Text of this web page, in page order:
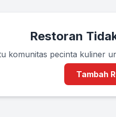
Restoran
komunitas pecinta kuliner
Tambah